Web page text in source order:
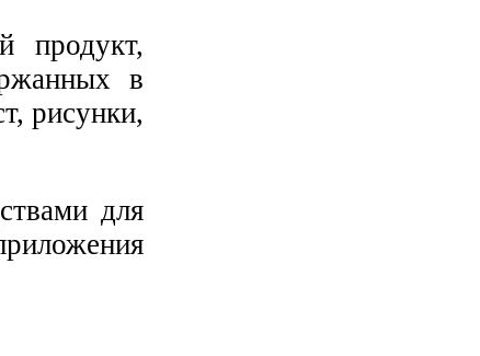
продукт,
в
рисунки,
для